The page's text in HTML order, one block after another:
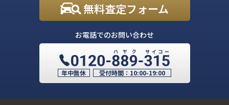
無料査定フォーム
お電話でのお問い合わせ
年中無休 受付時間： 10:00-19:00